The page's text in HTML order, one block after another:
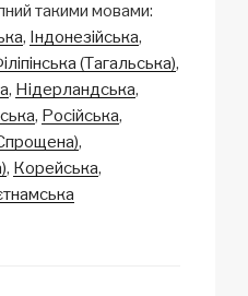
a
p
c
h
at
ar
e
такими мовами:
Індонезійська
(Тагальська)
Нідерландська
Російська
Корейська